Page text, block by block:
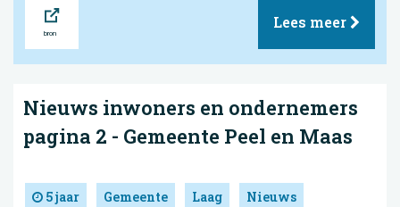
Lees meer
Nieuws inwoners en ondernemers
pagina 2 - Gemeente Peel en Maas
5 jaar Gemeente Laag Nieuws